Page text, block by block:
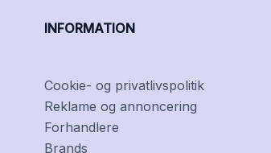
INFORMATION
Cookie- og privatlivspolitik
Reklame og annoncering
Forhandlere
Brands